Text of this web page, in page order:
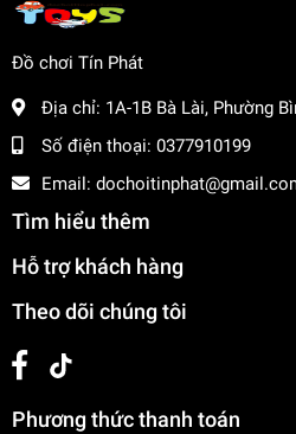
Đồ chơi Tín Phát
Địa chỉ: 1A-1B Bà Lài, Phường
Số điện thoại: 0377910199
Email:
Tìm hiểu thêm
Hỗ trợ khách hàng
Theo dõi chúng tôi
Phương thức thanh toán